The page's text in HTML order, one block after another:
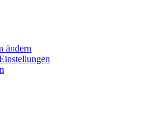
ändern